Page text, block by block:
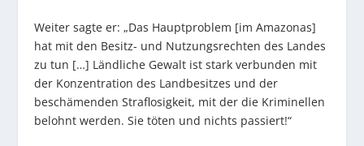
Weiter sagte er: „Das Hauptproblem [im Amazonas]
hat mit den Besitz- und Nutzungsrechten des Landes
zu tun […] Ländliche Gewalt ist stark verbunden mit
der Konzentration des Landbesitzes und der
beschämenden Straflosigkeit, mit der die Kriminellen
belohnt werden. Sie töten und nichts passiert!“